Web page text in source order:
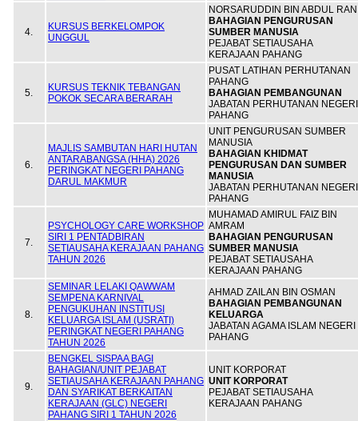
4.
KURSUS BERKELOMPOK
UNGGUL
NORSARUDDIN BIN ABDUL
BAHAGIAN PENGURUSAN
SUMBER MANUSIA
PEJABAT SETIAUSAHA
KERAJAAN PAHANG
5.
KURSUS TEKNIK TEBANGAN
POKOK SECARA BERARAH
PUSAT LATIHAN PERHUTANAN
PAHANG
BAHAGIAN PEMBANGUNAN
JABATAN PERHUTANAN NEGERI
PAHANG
6.
MAJLIS SAMBUTAN HARI HUTAN
ANTARABANGSA (HHA) 2026
PERINGKAT NEGERI PAHANG
DARUL MAKMUR
UNIT PENGURUSAN SUMBER
MANUSIA
BAHAGIAN KHIDMAT
PENGURUSAN DAN SUMBER
MANUSIA
JABATAN PERHUTANAN NEGERI
PAHANG
7.
PSYCHOLOGY CARE WORKSHOP
SIRI 1 PENTADBIRAN
SETIAUSAHA KERAJAAN PAHANG
TAHUN 2026
MUHAMAD AMIRUL FAIZ BIN
AMRAM
BAHAGIAN PENGURUSAN
SUMBER MANUSIA
PEJABAT SETIAUSAHA
KERAJAAN PAHANG
8.
SEMINAR LELAKI QAWWAM
SEMPENA KARNIVAL
PENGUKUHAN INSTITUSI
KELUARGA ISLAM (USRATI)
PERINGKAT NEGERI PAHANG
TAHUN 2026
AHMAD ZAILAN BIN OSMAN
BAHAGIAN PEMBANGUNAN
KELUARGA
JABATAN AGAMA ISLAM NEGERI
PAHANG
9.
BENGKEL SISPAA BAGI
BAHAGIAN/UNIT PEJABAT
SETIAUSAHA KERAJAAN PAHANG
DAN SYARIKAT BERKAITAN
KERAJAAN (GLC) NEGERI
PAHANG SIRI 1 TAHUN 2026
UNIT KORPORAT
UNIT KORPORAT
PEJABAT SETIAUSAHA
KERAJAAN PAHANG